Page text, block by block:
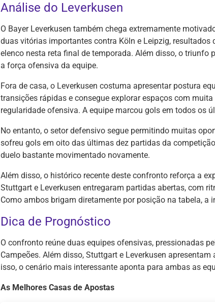
Análise do Leverkusen
O Bayer Leverkusen também chega extremamente
duas vitórias importantes contra Köln e Leipzig,
elenco nesta reta final de temporada. Além disso, o triunfo
a força ofensiva da equipe.
Fora de casa, o Leverkusen costuma apresentar postura
transições rápidas e consegue explorar espaços com
regularidade ofensiva. A equipe marcou gols em todos os
No entanto, o setor defensivo segue permitindo muitas
sofreu gols em oito das últimas dez partidas da
duelo bastante movimentado novamente.
Além disso, o histórico recente deste confronto reforça a
Stuttgart e Leverkusen entregaram partidas abertas, com
Como ambos brigam diretamente por posição na tabela, a
Dica de Prognóstico
O confronto reúne duas equipes ofensivas, pressionadas
Campeões. Além disso, Stuttgart e Leverkusen
isso, o cenário mais interessante aponta para ambas as
As Melhores Casas de Apostas